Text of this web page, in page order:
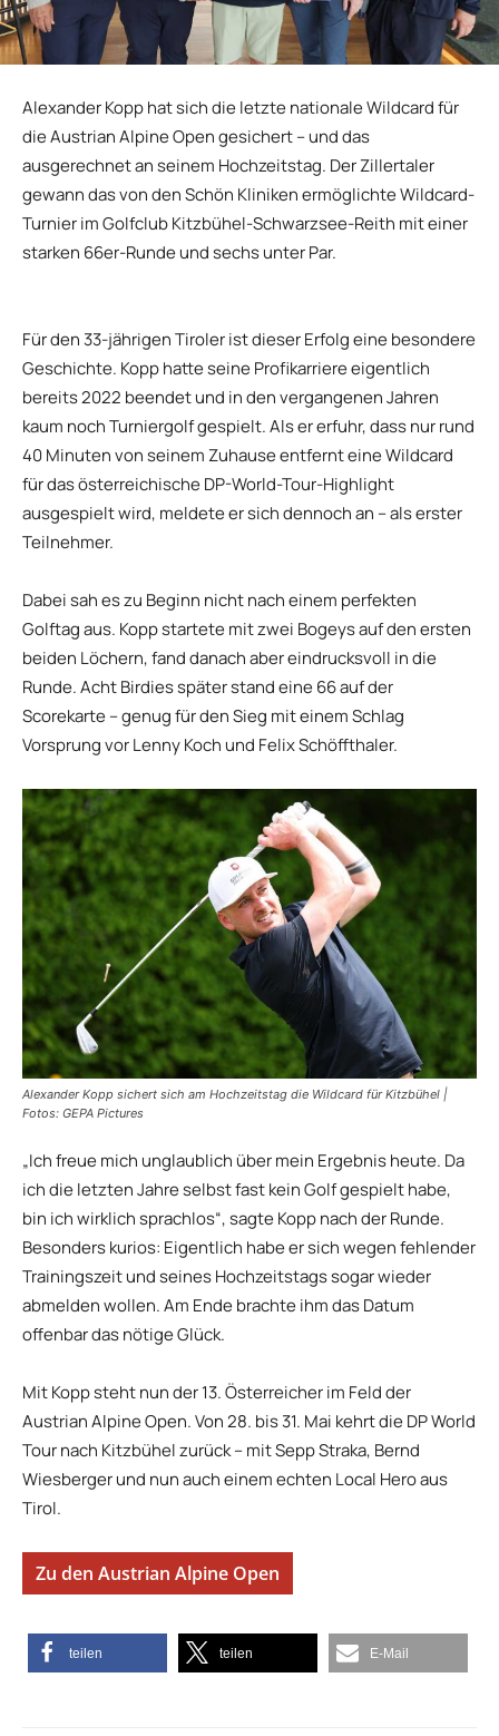
Alexander Kopp hat sich die letzte nationale Wildcard für
die Austrian Alpine Open gesichert – und das
ausgerechnet an seinem Hochzeitstag. Der Zillertaler
gewann das von den Schön Kliniken ermöglichte Wildcard-
Turnier im Golfclub Kitzbühel-Schwarzsee-Reith mit einer
starken 66er-Runde und sechs unter Par.
Für den 33-jährigen Tiroler ist dieser Erfolg eine besondere
Geschichte. Kopp hatte seine Profikarriere eigentlich
bereits 2022 beendet und in den vergangenen Jahren
kaum noch Turniergolf gespielt. Als er erfuhr, dass nur rund
40 Minuten von seinem Zuhause entfernt eine Wildcard
für das österreichische DP-World-Tour-Highlight
ausgespielt wird, meldete er sich dennoch an – als erster
Teilnehmer.
Dabei sah es zu Beginn nicht nach einem perfekten
Golftag aus. Kopp startete mit zwei Bogeys auf den ersten
beiden Löchern, fand danach aber eindrucksvoll in die
Runde. Acht Birdies später stand eine 66 auf der
Scorekarte – genug für den Sieg mit einem Schlag
Vorsprung vor Lenny Koch und Felix Schöffthaler.
Alexander Kopp sichert sich am Hochzeitstag die Wildcard für Kitzbühel |
Fotos: GEPA Pictures
„Ich freue mich unglaublich über mein Ergebnis heute. Da
ich die letzten Jahre selbst fast kein Golf gespielt habe,
bin ich wirklich sprachlos“, sagte Kopp nach der Runde.
Besonders kurios: Eigentlich habe er sich wegen fehlender
Trainingszeit und seines Hochzeitstags sogar wieder
abmelden wollen. Am Ende brachte ihm das Datum
offenbar das nötige Glück.
Mit Kopp steht nun der 13. Österreicher im Feld der
Austrian Alpine Open. Von 28. bis 31. Mai kehrt die DP World
Tour nach Kitzbühel zurück – mit Sepp Straka, Bernd
Wiesberger und nun auch einem echten Local Hero aus
Tirol.
Zu den Austrian Alpine Open
teilen teilen E-Mail